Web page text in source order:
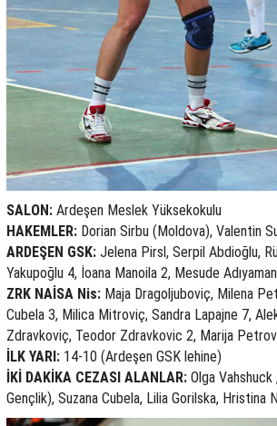
SALON: Ardeşen Meslek Yüksekokulu
HAKEMLER: Dorian Sirbu (Moldova), Valentin
ARDEŞEN GSK: Jelena Pirsl, Serpil Abdioğlu,
Yakupoğlu 4, İoana Manoila 2, Mesude
ZRK NAİSA Nis: Maja Dragoljuboviç, Milena
Cubela 3, Milica Mitroviç, Sandra Lapajne 7,
Zdravkoviç, Teodor Zdravkovic 2, Marija
İLK YARI: 14-10 (Ardeşen GSK lehine)
İKİ DAKİKA CEZASI ALANLAR: Olga
Gençlik), Suzana Cubela, Lilia Gorilska,